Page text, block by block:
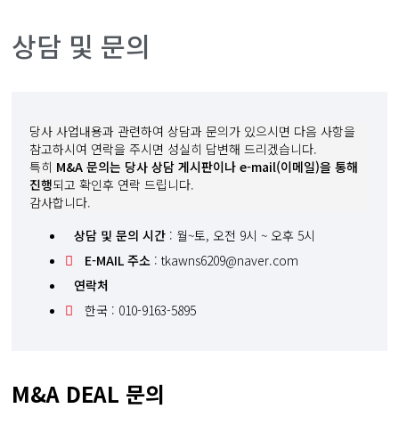
상담 및 문의
당사 사업내용과 관련하여 상담과 문의가 있으시면 다음 사항을
참고하시여 연락을 주시면 성실히 답변해 드리겠습니다.
특히 M&A 문의는 당사 상담 게시판이나 e-mail(이메일)을 통해
진행되고 확인후 연락 드립니다.
감사합니다.
상담 및 문의 시간 : 월~토, 오전 9시 ~ 오후 5시
E-MAIL 주소 : tkawns6209@naver.com
연락처
한국 : 010-9163-5895
M&A DEAL 문의